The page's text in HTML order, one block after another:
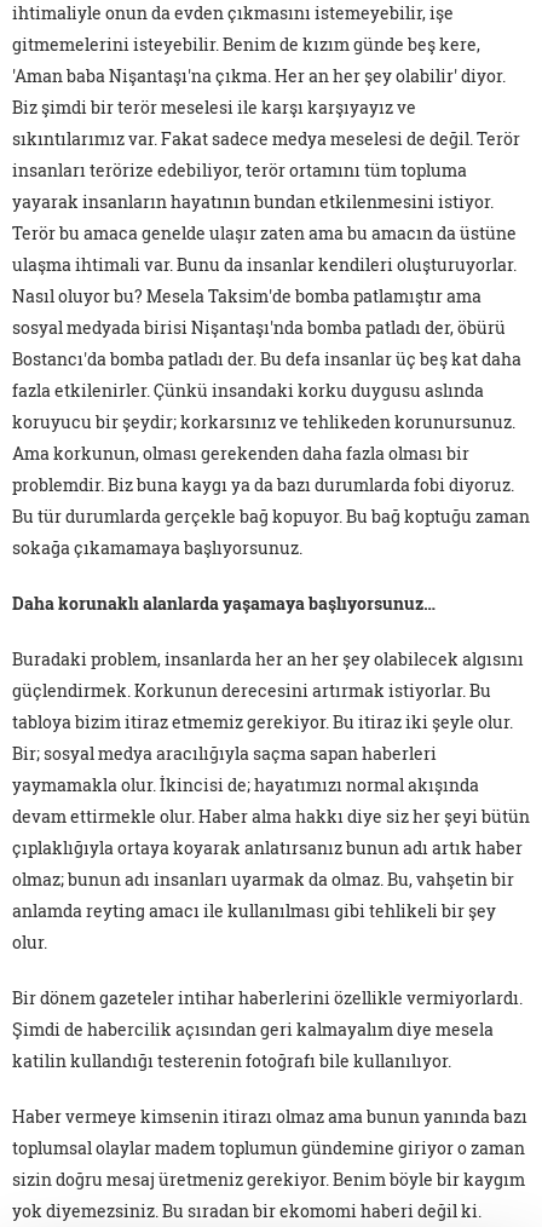
ihtimaliyle onun da evden çıkmasını istemeyebilir, işe
gitmemelerini isteyebilir. Benim de kızım günde beş kere,
'Aman baba Nişantaşı'na çıkma. Her an her şey olabilir' diyor.
Biz şimdi bir terör meselesi ile karşı karşıyayız ve
sıkıntılarımız var. Fakat sadece medya meselesi de değil. Terör
insanları terörize edebiliyor, terör ortamını tüm topluma
yayarak insanların hayatının bundan etkilenmesini istiyor.
Terör bu amaca genelde ulaşır zaten ama bu amacın da üstüne
ulaşma ihtimali var. Bunu da insanlar kendileri oluşturuyorlar.
Nasıl oluyor bu? Mesela Taksim'de bomba patlamıştır ama
sosyal medyada birisi Nişantaşı'nda bomba patladı der, öbürü
Bostancı'da bomba patladı der. Bu defa insanlar üç beş kat daha
fazla etkilenirler. Çünkü insandaki korku duygusu aslında
koruyucu bir şeydir; korkarsınız ve tehlikeden korunursunuz.
Ama korkunun, olması gerekenden daha fazla olması bir
problemdir. Biz buna kaygı ya da bazı durumlarda fobi diyoruz.
Bu tür durumlarda gerçekle bağ kopuyor. Bu bağ koptuğu zaman
sokağa çıkamamaya başlıyorsunuz.
Daha korunaklı alanlarda yaşamaya başlıyorsunuz…
Buradaki problem, insanlarda her an her şey olabilecek algısını
güçlendirmek. Korkunun derecesini artırmak istiyorlar. Bu
tabloya bizim itiraz etmemiz gerekiyor. Bu itiraz iki şeyle olur.
Bir; sosyal medya aracılığıyla saçma sapan haberleri
yaymamakla olur. İkincisi de; hayatımızı normal akışında
devam ettirmekle olur. Haber alma hakkı diye siz her şeyi bütün
çıplaklığıyla ortaya koyarak anlatırsanız bunun adı artık haber
olmaz; bunun adı insanları uyarmak da olmaz. Bu, vahşetin bir
anlamda reyting amacı ile kullanılması gibi tehlikeli bir şey
olur.
Bir dönem gazeteler intihar haberlerini özellikle vermiyorlardı.
Şimdi de habercilik açısından geri kalmayalım diye mesela
katilin kullandığı testerenin fotoğrafı bile kullanılıyor.
Haber vermeye kimsenin itirazı olmaz ama bunun yanında bazı
toplumsal olaylar madem toplumun gündemine giriyor o zaman
sizin doğru mesaj üretmeniz gerekiyor. Benim böyle bir kaygım
yok diyemezsiniz. Bu sıradan bir ekomomi haberi değil ki.